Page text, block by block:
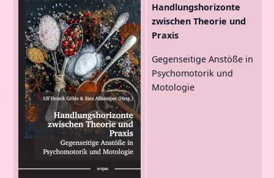
Handlungshorizonte
zwischen Theorie und
Praxis
Gegenseitige Anstöße in
Psychomotorik und
Motologie